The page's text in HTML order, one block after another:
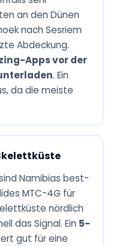
an den Dünen
nach Sesriem
Abdeckung.
Apps vor der
. Ein
da die meiste
Namibias best-
MTC-4G für
nördlich
das Signal. Ein 5-
gut für eine